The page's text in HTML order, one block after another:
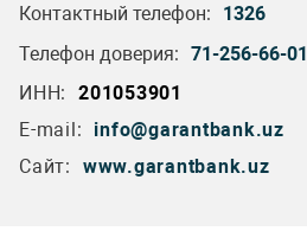
Контактный телефон:
1326
Телефон доверия: 71-256-66-01
ИНН:
201053901
E-mail:
info@garantbank.uz
Сайт:
www.garantbank.uz